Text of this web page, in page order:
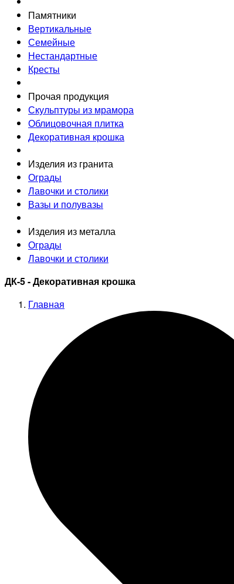
Памятники
Вертикальные
Семейные
Нестандартные
Кресты
Прочая продукция
Скульптуры из мрамора
Облицовочная плитка
Декоративная крошка
Изделия из гранита
Ограды
Лавочки и столики
Вазы и полувазы
Изделия из металла
Ограды
Лавочки и столики
ДК-5 - Декоративная крошка
Главная